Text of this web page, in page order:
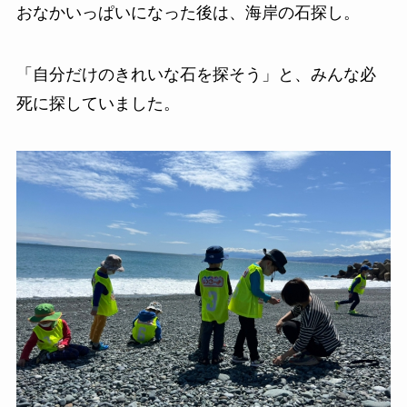
おなかいっぱいになった後は、海岸の石探し。
「自分だけのきれいな石を探そう」と、みんな必
死に探していました。